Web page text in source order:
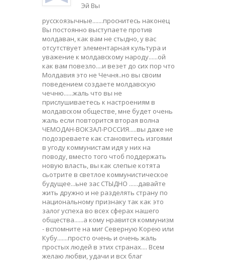
Эй Вы
русскоязычные.......проснитесь наконец
Вы постоянно выступаете против
молдаван, как вам не стыдно, у вас
отсутствует элементарная культура и
уважение к молдавскому народу......ой
как вам повезло....и везет до сих пор что
Молдавия это не Чечня..но вы своим
поведением создаете молдавскую
чечню......жаль что вы не
прислушиваетесь к настроениям в
молдавском обществе, мне будет очень
жаль если повторится вторая волна
ЧЕМОДАН-ВОКЗАЛ-РОССИЯ.....вы даже не
подозреваете как становитесь изгоями
в угоду коммунистам идя у них на
поводу, вместо того чтоб поддержать
новую власть, вы как слепые котята
сьотрите в светлое коммунистическое
будущее...ьне зас СТЫДНО ......давайте
жить дружно и не разделять страну по
национальному признаку так как это
залог успеха во всех сферах нашего
общества......а кому нравится коммунизм
- вспомните на миг Северную Корею или
Кубу.......просто очень и очень жаль
простых людей в этих странах.... Всем
желаю любви, удачи и всх благ